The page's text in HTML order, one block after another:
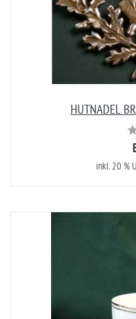
HUTNADEL
inkl. 20 %